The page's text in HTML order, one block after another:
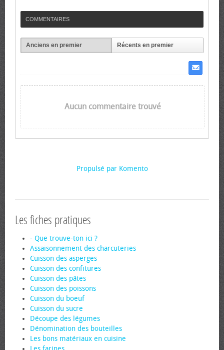
COMMENTAIRES
Anciens en premier Récents en premier
Aucun commentaire trouvé
Propulsé par Komento
Les fiches pratiques
- Que trouve-ton ici ?
Assaisonnement des charcuteries
Cuisson des asperges
Cuisson des confitures
Cuisson des pâtes
Cuisson des poissons
Cuisson du boeuf
Cuisson du sucre
Découpe des légumes
Dénomination des bouteilles
Les bons matériaux en cuisine